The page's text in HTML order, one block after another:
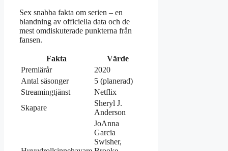
Sex snabba fakta om serien – en
blandning av officiella data och de
mest omdiskuterade punkterna från
fansen.
Fakta
Värde
Premiärår
2020
Antal säsonger
5 (planerad)
Streamingtjänst
Netflix
Skapare
Sheryl J.
Anderson
JoAnna
Garcia
Swisher,